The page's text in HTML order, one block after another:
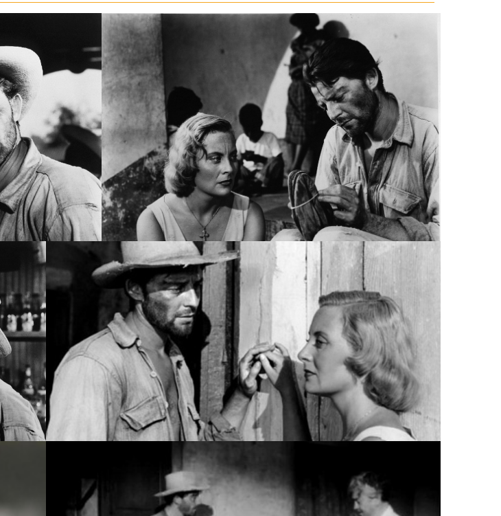
LOS ORGULLOSOS, ARCHIVO DDCM
LES ORGUEILLEUX / LOS ORGULLOSOS, ARCHIVO DDCM